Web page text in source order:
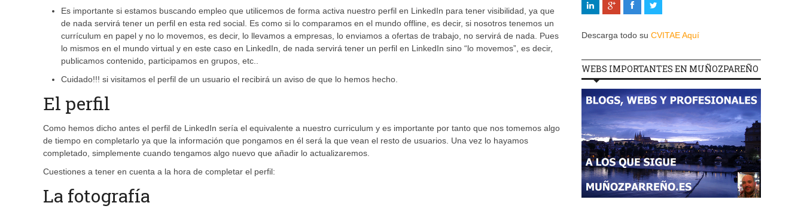
Es importante si estamos buscando empleo que utilicemos de forma activa nuestro perfil en LinkedIn para tener visibilidad, ya que
de nada servirá tener un perfil en esta red social. Es como si lo comparamos en el mundo offline, es decir, si nosotros tenemos un
currículum en papel y no lo movemos, es decir, lo llevamos a empresas, lo enviamos a ofertas de trabajo, no servirá de nada. Pues
lo mismos en el mundo virtual y en este caso en LinkedIn, de nada servirá tener un perfil en LinkedIn sino “lo movemos”, es decir,
publicamos contenido, participamos en grupos, etc..
Cuidado!!! si visitamos el perfil de un usuario el recibirá un aviso de que lo hemos hecho.
El perfil
Como hemos dicho antes el perfil de LinkedIn sería el equivalente a nuestro curriculum y es importante por tanto que nos tomemos algo
de tiempo en completarlo ya que la información que pongamos en él será la que vean el resto de usuarios. Una vez lo hayamos
completado, simplemente cuando tengamos algo nuevo que añadir lo actualizaremos.
Cuestiones a tener en cuenta a la hora de completar el perfil:
La fotografía
Descarga todo su CVITAE Aquí
WEBS IMPORTANTES EN MUÑOZPAREÑO